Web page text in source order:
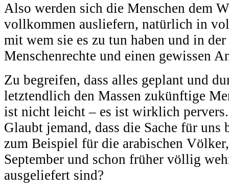
Also werden sich die Menschen dem
vollkommen ausliefern, natürlich in
mit wem sie es zu tun haben und in
Menschenrechte und einen gewissen
Zu begreifen, dass alles geplant und
letztendlich den Massen zukünftige
ist nicht leicht – es ist wirklich pervers.
Glaubt jemand, dass die Sache für uns
zum Beispiel für die arabischen
September und schon früher völlig
ausgeliefert sind?